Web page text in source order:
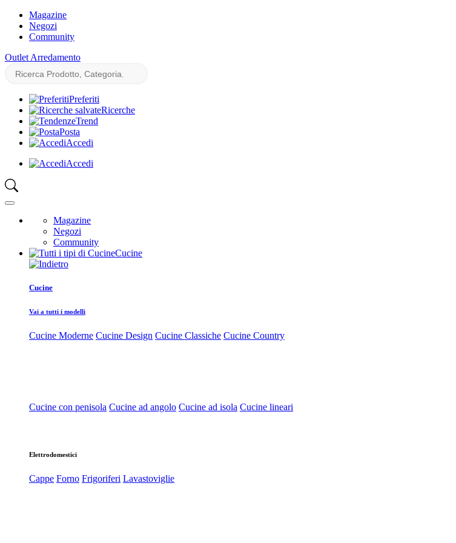
Magazine
Negozi
Community
Outlet Arredamento
Preferiti
Ricerche
Trend
Posta
Accedi
Accedi
Magazine
Negozi
Community
Cucine
Cucine
Vai a tutti i modelli
Cucine Moderne Cucine Design Cucine Classiche Cucine Country
Cucine con penisola Cucine ad angolo Cucine ad isola Cucine lineari
Elettrodomestici
Cappe Forno Frigoriferi Lavastoviglie